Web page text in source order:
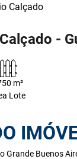
Calçado
-
m²
Lote
Grande Buenos